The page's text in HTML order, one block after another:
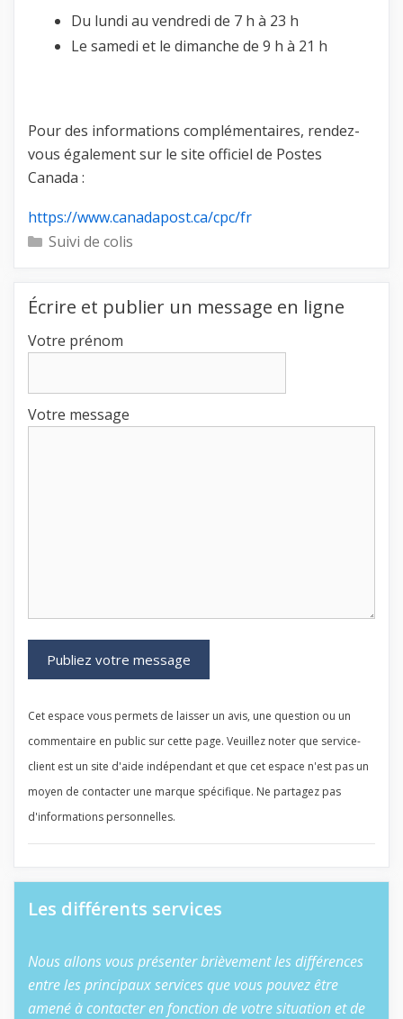
Du lundi au vendredi de 7 h à 23 h
Le samedi et le dimanche de 9 h à 21 h
Pour des informations complémentaires, rendez-
vous également sur le site officiel de Postes
Canada :
https://www.canadapost.ca/cpc/fr
Catégories
Suivi de colis
Écrire et publier un message en ligne
Votre prénom
Votre message
Cet espace vous permets de laisser un avis, une question ou un
commentaire en public sur cette page. Veuillez noter que service-
client est un site d'aide indépendant et que cet espace n'est pas un
moyen de contacter une marque spécifique. Ne partagez pas
d'informations personnelles.
Les différents services
Nous allons vous présenter brièvement les différences
entre les principaux services que vous pouvez être
amené à contacter en fonction de votre situation et de